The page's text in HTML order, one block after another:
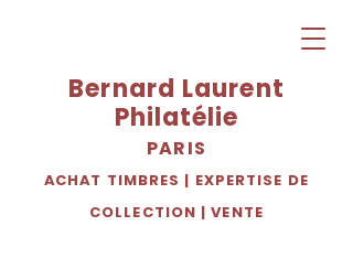
Bernard Laurent
Philatélie
PARIS
ACHAT TIMBRES | EXPERTISE DE
COLLECTION | VENTE